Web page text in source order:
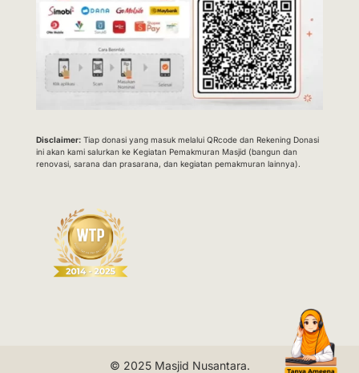
Disclaimer:Tiap donasi yang masuk melalui QRcode dan Rekening Donasi
ini akan kami salurkan ke Kegiatan Pemakmuran Masjid (bangun dan
renovasi, sarana dan prasarana, dan kegiatan pemakmuran lainnya).
© 2025 Masjid Nusantara.